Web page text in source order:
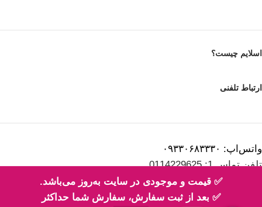
✅ قیمت و موجودی در سایت به‌روز می‌باشد.
✅ بعد از ثبت سفارش، سفارش شما حداکثر
اسلایم چیست؟
ارتباط تلفنی
واتس‌اپ: ۰۹۳۳۰۶۸۳۳۳۰
تلفن تماس 1: 0114229625
تلفن تماس 2: ۰۹۳۳۰۶۸۳۳۳۰